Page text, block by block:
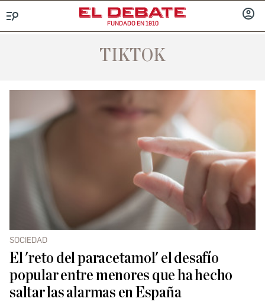
FUNDADO EN 1910
TIKTOK
SOCIEDAD
El 'reto del paracetamol' el desafío
popular entre menores que ha hecho
saltar las alarmas en España